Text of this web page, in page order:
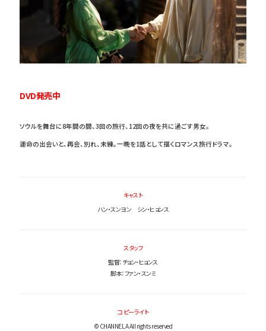
DVD発売中
ソウルを舞台に8年間の間、3回の旅行、12回の夜を共に過ごす男女。
運命の出会いと、再会、別れ、未練。一晩を1話として描くロマンス旅行ドラマ。
キャスト
ハン・スンヨン シン・ヒョンス
スタッフ
監督：チョン・ヒョンス
脚本：ファン・スンミ
コピーライト
© CHANNEL A All rights reserved